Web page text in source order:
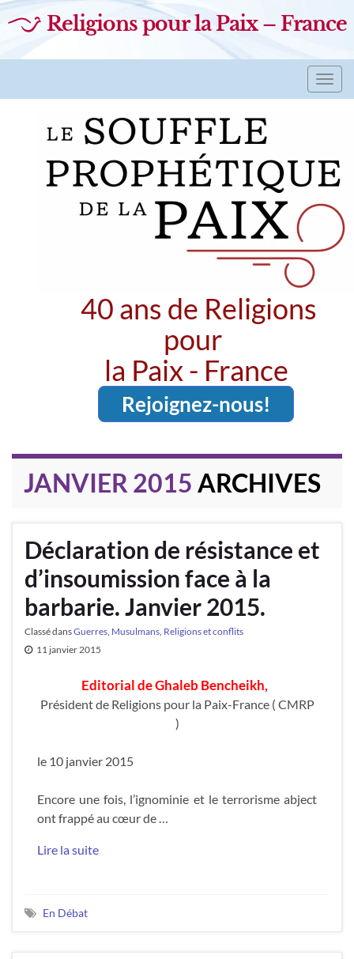
Religions pour la Paix – France
40 ans de Religions
pour
la Paix - France
Rejoignez-nous!
JANVIER 2015 ARCHIVES
Déclaration de résistance et
d’insoumission face à la
barbarie. Janvier 2015.
Classé dansGuerres Musulmans Religions et conflits
11 janvier 2015
Editorial de Ghaleb Bencheikh,
Président de Religions pour la Paix-France ( CMRP
)
le 10 janvier 2015
Encore une fois, l’ignominie et le terrorisme abject
ont frappé au cœur de …
Lire la suite
En Débat